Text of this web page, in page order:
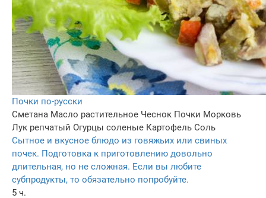
Почки по-русски
Сметана Масло растительное Чеснок Почки Морковь
Лук репчатый Огурцы соленые Картофель Соль
Сытное и вкусное блюдо из говяжьих или свиных
почек. Подготовка к приготовлению довольно
длительная, но не сложная. Если вы любите
субпродукты, то обязательно попробуйте.
5 ч.